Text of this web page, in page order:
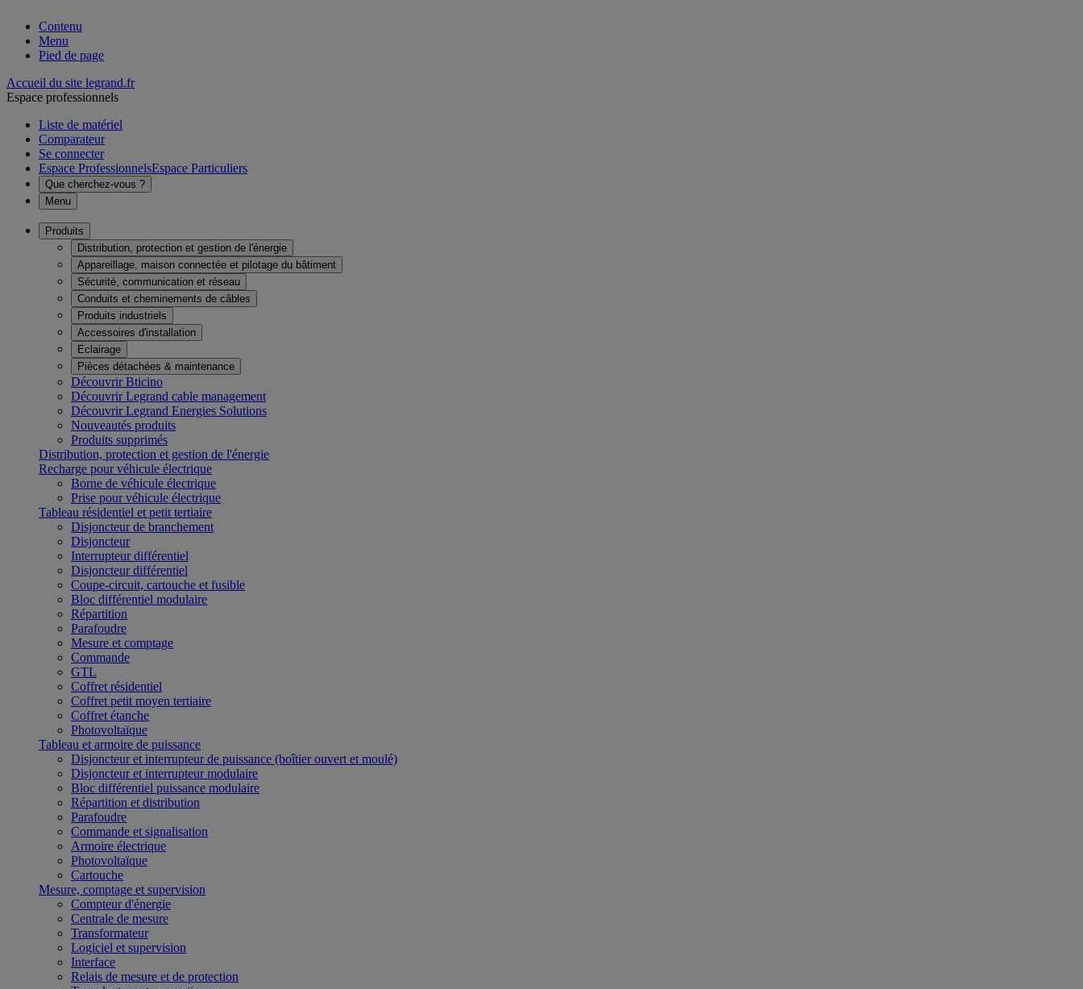
Contenu
Menu
Pied de page
Accueil du site legrand.fr
Espace professionnels
Liste de matériel
Comparateur
Se connecter
Espace ProfessionnelsEspace Particuliers
Que cherchez-vous ?
Menu
Produits
Distribution, protection et gestion de l'énergie
Appareillage, maison connectée et pilotage du bâtiment
Sécurité, communication et réseau
Conduits et cheminements de câbles
Produits industriels
Accessoires d'installation
Eclairage
Pièces détachées & maintenance
Découvrir Bticino
Découvrir Legrand cable management
Découvrir Legrand Energies Solutions
Nouveautés produits
Produits supprimés
Distribution, protection et gestion de l'énergie
Recharge pour véhicule électrique
Borne de véhicule électrique
Prise pour véhicule électrique
Tableau résidentiel et petit tertiaire
Disjoncteur de branchement
Disjoncteur
Interrupteur différentiel
Disjoncteur différentiel
Coupe-circuit, cartouche et fusible
Bloc différentiel modulaire
Répartition
Parafoudre
Mesure et comptage
Commande
GTL
Coffret résidentiel
Coffret petit moyen tertiaire
Coffret étanche
Photovoltaïque
Tableau et armoire de puissance
Disjoncteur et interrupteur de puissance (boîtier ouvert et moulé)
Disjoncteur et interrupteur modulaire
Bloc différentiel puissance modulaire
Répartition et distribution
Parafoudre
Commande et signalisation
Armoire électrique
Photovoltaïque
Cartouche
Mesure, comptage et supervision
Compteur d'énergie
Centrale de mesure
Transformateur
Logiciel et supervision
Interface
Relais de mesure et de protection